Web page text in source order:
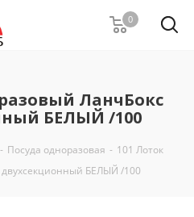
0
ЛанчБокс
БЕЛЫЙ /100
- Посуда одноразовая - 101 Лоток
БЕЛЫЙ /100